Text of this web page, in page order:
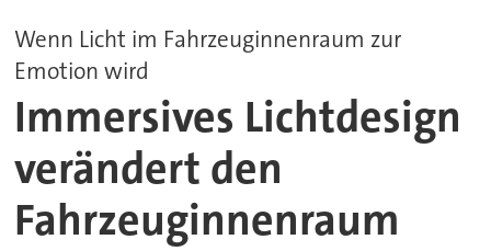
Wenn Licht im Fahrzeuginnenraum zur
Emotion wird
Immersives Lichtdesign
verändert den
Fahrzeuginnenraum